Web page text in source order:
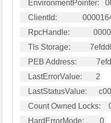
    ClientId:             00001644 . 00000914
    Tls Storage:          7efdd02c
    Count Owned Locks:    0